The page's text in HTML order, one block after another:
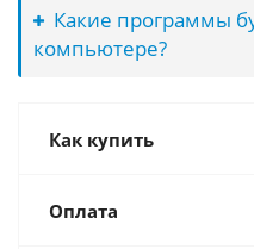
Какие программы
компьютере?
Как купить
Оплата